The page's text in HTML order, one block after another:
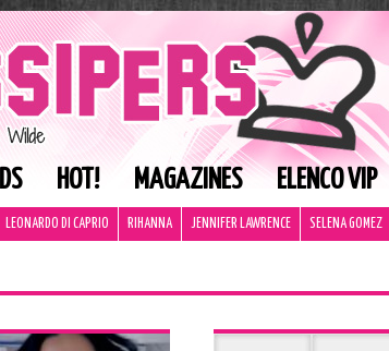
HOT! MAGAZINES ELENCO VIP
LEONARDO DI CAPRIO RIHANNA JENNIFER LAWRENCE SELENA GOMEZ